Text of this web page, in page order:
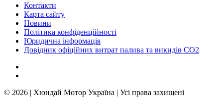
Контакти
Карта сайту
Новини
Політика конфіденційності
Юридична інформація
Довідник офіційних витрат палива та викидів СО2
© 2026 | Хюндай Мотор Україна | Усі права захищені